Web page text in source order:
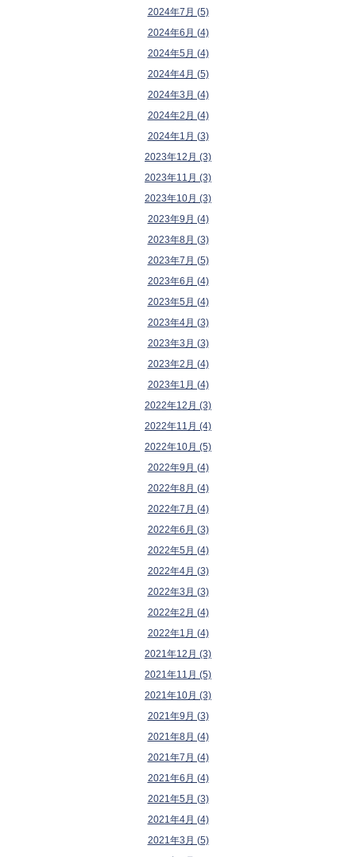
2024年7月 (5)
2024年6月 (4)
2024年5月 (4)
2024年4月 (5)
2024年3月 (4)
2024年2月 (4)
2024年1月 (3)
2023年12月 (3)
2023年11月 (3)
2023年10月 (3)
2023年9月 (4)
2023年8月 (3)
2023年7月 (5)
2023年6月 (4)
2023年5月 (4)
2023年4月 (3)
2023年3月 (3)
2023年2月 (4)
2023年1月 (4)
2022年12月 (3)
2022年11月 (4)
2022年10月 (5)
2022年9月 (4)
2022年8月 (4)
2022年7月 (4)
2022年6月 (3)
2022年5月 (4)
2022年4月 (3)
2022年3月 (3)
2022年2月 (4)
2022年1月 (4)
2021年12月 (3)
2021年11月 (5)
2021年10月 (3)
2021年9月 (3)
2021年8月 (4)
2021年7月 (4)
2021年6月 (4)
2021年5月 (3)
2021年4月 (4)
2021年3月 (5)